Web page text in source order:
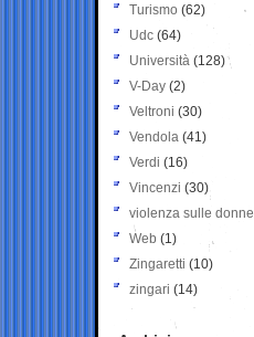
Turismo (62)
Udc (64)
Università (128)
V-Day (2)
Veltroni (30)
Vendola (41)
Verdi (16)
Vincenzi (30)
violenza sulle donne
Web (1)
Zingaretti (10)
zingari (14)